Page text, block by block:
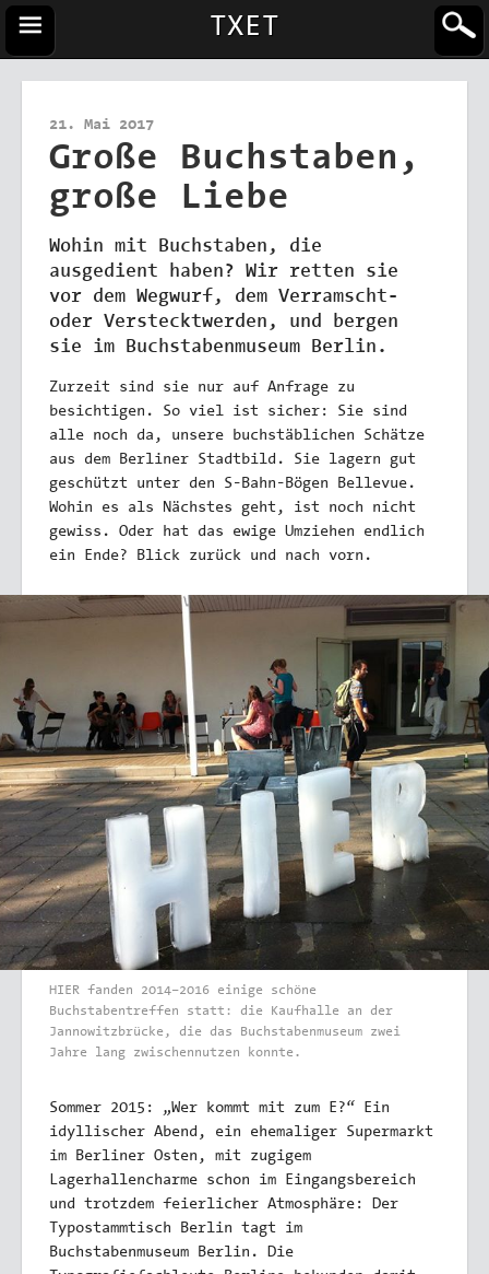
TXET
21. Mai 2017
Große Buchstaben,
große Liebe
Wohin mit Buchstaben, die
ausgedient haben? Wir retten sie
vor dem Wegwurf, dem Verramscht-
oder Verstecktwerden, und bergen
sie im Buchstabenmuseum Berlin.
Zurzeit sind sie nur auf Anfrage zu
besichtigen. So viel ist sicher: Sie sind
alle noch da, unsere buchstäblichen Schätze
aus dem Berliner Stadtbild. Sie lagern gut
geschützt unter den S-Bahn-Bögen Bellevue.
Wohin es als Nächstes geht, ist noch nicht
gewiss. Oder hat das ewige Umziehen endlich
ein Ende? Blick zurück und nach vorn.
HIER fanden 2014–2016 einige schöne
Buchstabentreffen statt: die Kaufhalle an der
Jannowitzbrücke, die das Buchstabenmuseum zwei
Jahre lang zwischennutzen konnte.
Sommer 2015: „Wer kommt mit zum E?“ Ein
idyllischer Abend, ein ehemaliger Supermarkt
im Berliner Osten, mit zugigem
Lagerhallencharme schon im Eingangsbereich
und trotzdem feierlicher Atmosphäre: Der
Typostammtisch Berlin tagt im
Buchstabenmuseum Berlin. Die